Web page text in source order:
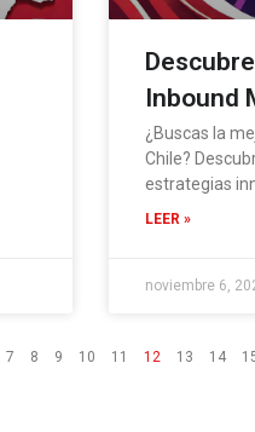
Inbound
¿Buscas la
Chile?
estrategias
LEER »
noviembre 6,
7 8 9 10 11 12 13 14